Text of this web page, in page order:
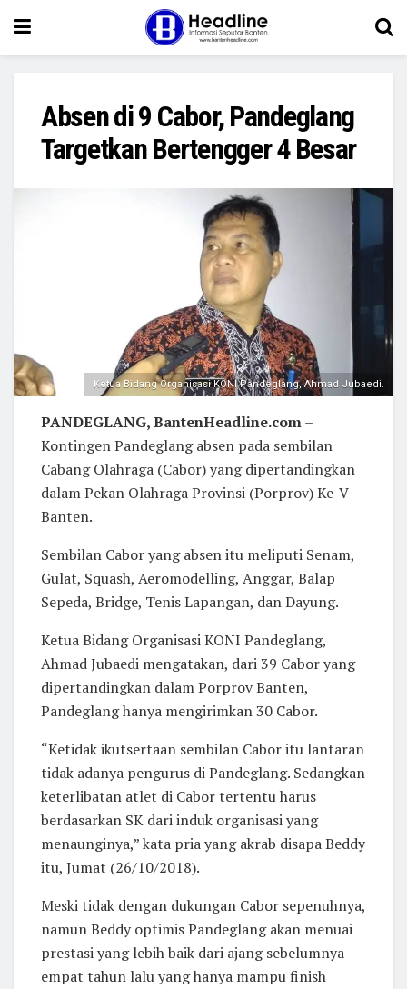
Absen di 9 Cabor, Pandeglang
Targetkan Bertengger 4 Besar
Ketua Bidang Organisasi KONI Pandeglang, Ahmad Jubaedi.
PANDEGLANG, BantenHeadline.com–
Kontingen Pandeglang absen pada sembilan
Cabang Olahraga (Cabor) yang dipertandingkan
dalam Pekan Olahraga Provinsi (Porprov) Ke-V
Banten.
Sembilan Cabor yang absen itu meliputi Senam,
Gulat, Squash, Aeromodelling, Anggar, Balap
Sepeda, Bridge, Tenis Lapangan, dan Dayung.
Ketua Bidang Organisasi KONI Pandeglang,
Ahmad Jubaedi mengatakan, dari 39 Cabor yang
dipertandingkan dalam Porprov Banten,
Pandeglang hanya mengirimkan 30 Cabor.
“Ketidak ikutsertaan sembilan Cabor itu lantaran
tidak adanya pengurus di Pandeglang. Sedangkan
keterlibatan atlet di Cabor tertentu harus
berdasarkan SK dari induk organisasi yang
menaunginya,” kata pria yang akrab disapa Beddy
itu, Jumat (26/10/2018).
Meski tidak dengan dukungan Cabor sepenuhnya,
namun Beddy optimis Pandeglang akan menuai
prestasi yang lebih baik dari ajang sebelumnya
empat tahun lalu yang hanya mampu finish